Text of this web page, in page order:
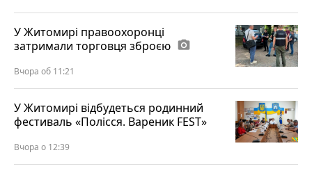
У Житомирі правоохоронці
затримали торговця зброєю photo_camera
Вчора об 11:21
У Житомирі відбудеться родинний
фестиваль «Полісся. Вареник FEST»
Вчора о 12:39